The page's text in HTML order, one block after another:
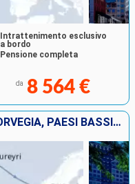
Intrattenimento esclusivo
a bordo
Pensione completa
da 8 564 €
STATI UNITI, GROENLANDIA, NORVEGIA, PAESI BASSI, IRLANDA, ISLANDA, CANADA